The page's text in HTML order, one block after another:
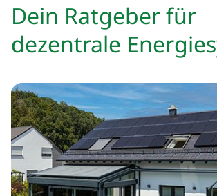
Dein Ratgeber für
dezentrale